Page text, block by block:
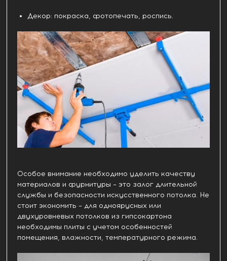
Декор: покраска, фотопечать, роспись.
Особое внимание необходимо уделить качеству
материалов и фурнитуры – это залог длительной
службы и безопасности искусственного потолка. Не
стоит экономить – для одноярусных или
двухуровневых потолков из гипсокартона
необходимы плиты с учетом особенностей
помещения, влажности, температурного режима.